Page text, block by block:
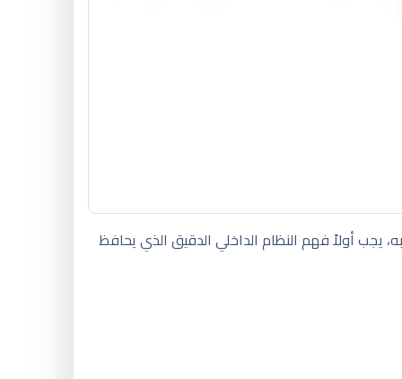
يجب أولاً فهم النظام الداخلي الدقيق الذي يحافظ